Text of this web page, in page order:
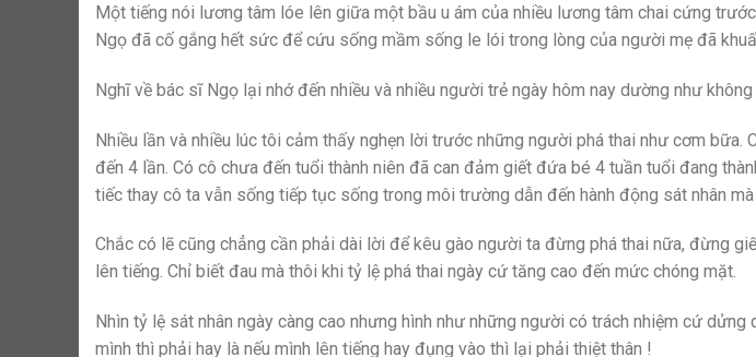
Một tiếng nói lương tâm lóe lên giữa một bầu u ám của nhiều lương tâm chai cứng
Ngọ đã cố gắng hết sức để cứu sống mầm sống le lói trong lòng của người mẹ đã
Nghĩ về bác sĩ Ngọ lại nhớ đến nhiều và nhiều người trẻ ngày hôm nay dường như
Nhiều lần và nhiều lúc tôi cảm thấy nghẹn lời trước những người phá thai như cơm bữa.
đến 4 lần. Có cô chưa đến tuổi thành niên đã can đảm giết đứa bé 4 tuần tuổi đang
tiếc thay cô ta vẫn sống tiếp tục sống trong môi trường dẫn đến hành động sát nhân
Chắc có lẽ cũng chẳng cần phải dài lời để kêu gào người ta đừng phá thai nữa, đừng
lên tiếng. Chỉ biết đau mà thôi khi tỷ lệ phá thai ngày cứ tăng cao đến mức chóng mặt.
Nhìn tỷ lệ sát nhân ngày càng cao nhưng hình như những người có trách nhiệm cứ
mình thì phải hay là nếu mình lên tiếng hay đụng vào thì lại phải thiệt thân !